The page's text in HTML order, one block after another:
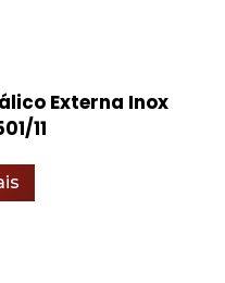
Externa Inox
11